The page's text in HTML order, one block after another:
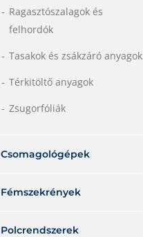
Ragasztószalagok és
felhordók
Tasakok és zsákzáró anyagok
Térkitöltő anyagok
Zsugorfóliák
Csomagológépek
Fémszekrények
Polcrendszerek